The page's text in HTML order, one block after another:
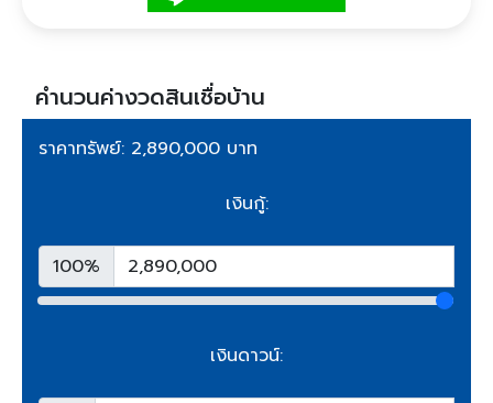
คำนวนค่างวดสินเชื่อบ้าน
ราคาทรัพย์: 2,890,000 บาท
เงินกู้:
100%
เงินดาวน์: